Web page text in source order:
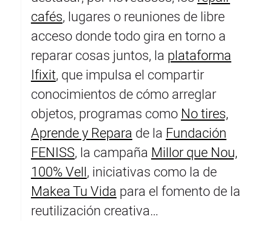
cafés, lugares o reuniones de libre
acceso donde todo gira en torno a
reparar cosas juntos, la plataforma
Ifixit, que impulsa el compartir
conocimientos de cómo arreglar
objetos, programas comoNo tires,
Aprende y Reparade laFundación
FENISS, la campañaMillor que Nou,
100% Vell, iniciativas como la de
Makea Tu Vidapara el fomento de la
reutilización creativa…